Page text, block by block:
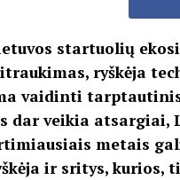
startuolių
ryškėja
vaidinti
dar veikia atsargiai,
metais
ir sritys, kurios,